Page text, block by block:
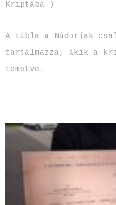
Kriptába )
A tábla a Nádoriak
tartalmazza, akik a
temetve.